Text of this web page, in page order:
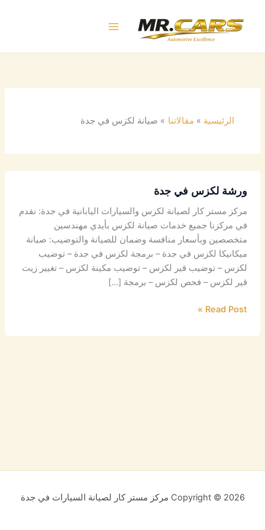
المحتوى
الرئيسية مقالاتنا صيانة لكزس في جدة
ورشة لكزس في جدة
مركز مستر كار لصيانة لكزس والسيارات اليابانية في جدة: نقدم
في مركزنا جميع خدمات صيانة لكزس بأيدي مهندسين
متخصصين وبأسعار منافسة وضمان للصيانة والتوضيب: صيانة
ميكانيكا لكزس في جدة – برمجة لكزس في جدة – توضيب
لكزس – توضيب قير لكزس – توضيب مكينة لكزس – تغيير زيت
قير لكزس – فحص لكزس – برمجة […]
لكزس
في
جدة
Read Post »
Copyright © 2026 مركز مستر كار لصيانة السيارات في جدة